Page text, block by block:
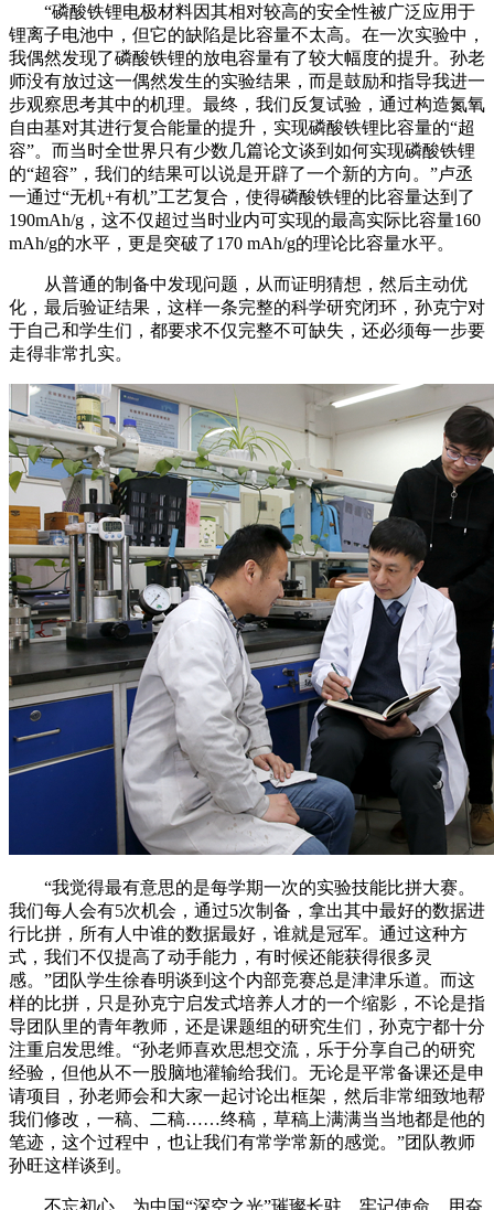
“磷酸铁锂电极材料因其相对较高的安全性被广泛应用于
锂离子电池中，但它的缺陷是比容量不太高。在一次实验中，
我偶然发现了磷酸铁锂的放电容量有了较大幅度的提升。孙老
师没有放过这一偶然发生的实验结果，而是鼓励和指导我进一
步观察思考其中的机理。最终，我们反复试验，通过构造氮氧
自由基对其进行复合能量的提升，实现磷酸铁锂比容量的“超
容”。而当时全世界只有少数几篇论文谈到如何实现磷酸铁锂
的“超容”，我们的结果可以说是开辟了一个新的方向。”卢丞
一通过“无机+有机”工艺复合，使得磷酸铁锂的比容量达到了
190mAh/g，这不仅超过当时业内可实现的最高实际比容量160
mAh/g的水平，更是突破了170 mAh/g的理论比容量水平。
从普通的制备中发现问题，从而证明猜想，然后主动优
化，最后验证结果，这样一条完整的科学研究闭环，孙克宁对
于自己和学生们，都要求不仅完整不可缺失，还必须每一步要
走得非常扎实。
“我觉得最有意思的是每学期一次的实验技能比拼大赛。
我们每人会有5次机会，通过5次制备，拿出其中最好的数据进
行比拼，所有人中谁的数据最好，谁就是冠军。通过这种方
式，我们不仅提高了动手能力，有时候还能获得很多灵
感。”团队学生徐春明谈到这个内部竞赛总是津津乐道。而这
样的比拼，只是孙克宁启发式培养人才的一个缩影，不论是指
导团队里的青年教师，还是课题组的研究生们，孙克宁都十分
注重启发思维。“孙老师喜欢思想交流，乐于分享自己的研究
经验，但他从不一股脑地灌输给我们。无论是平常备课还是申
请项目，孙老师会和大家一起讨论出框架，然后非常细致地帮
我们修改，一稿、二稿……终稿，草稿上满满当当地都是他的
笔迹，这个过程中，也让我们有常学常新的感觉。”团队教师
孙旺这样谈到。
不忘初心，为中国“深空之光”璀璨长驻，牢记使命，用奋